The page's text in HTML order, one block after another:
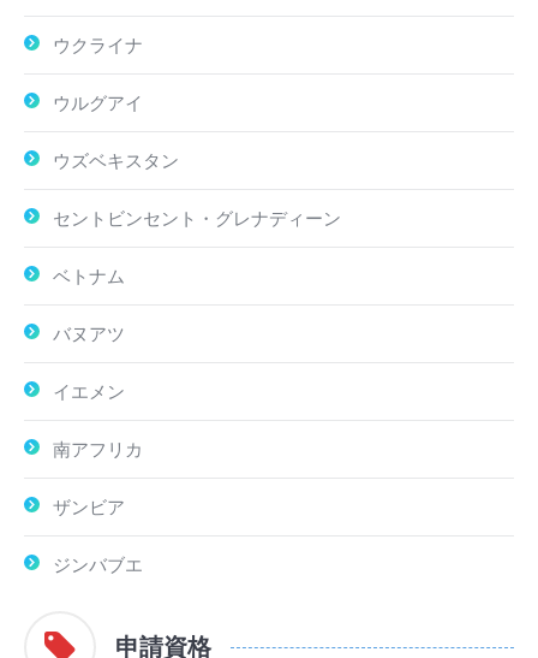
ウクライナ
ウルグアイ
ウズベキスタン
セントビンセント・グレナディーン
ベトナム
バヌアツ
イエメン
南アフリカ
ザンビア
ジンバブエ
申請資格